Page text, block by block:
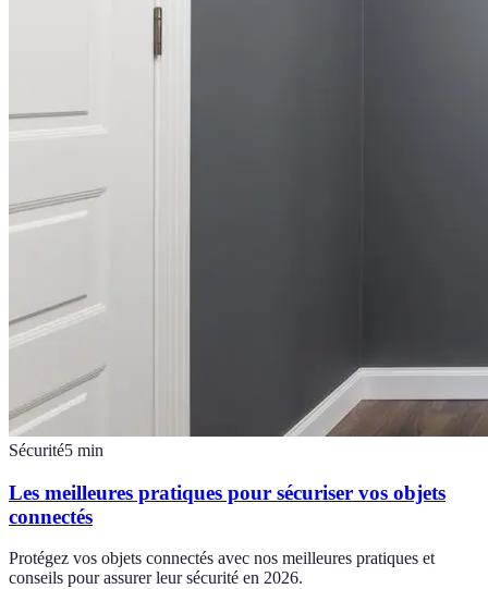
Sécurité5 min
Les meilleures pratiques pour sécuriser vos objets
connectés
Protégez vos objets connectés avec nos meilleures pratiques et
conseils pour assurer leur sécurité en 2026.